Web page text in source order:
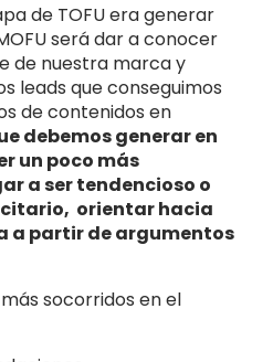
de TOFU era generar
será dar a conocer
de nuestra marca y
leads que conseguimos
de contenidos en
debemos generar en
un poco más
a ser tendencioso o
orientar hacia
a partir de argumentos
socorridos en el